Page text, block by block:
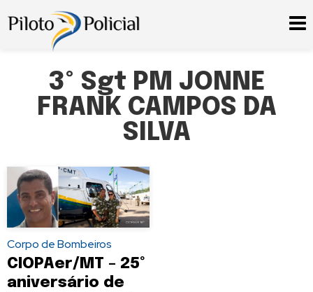
3º Sgt PM JONNE
FRANK CAMPOS DA
SILVA
Corpo de Bombeiros
CIOPAer/MT – 25º
aniversário de